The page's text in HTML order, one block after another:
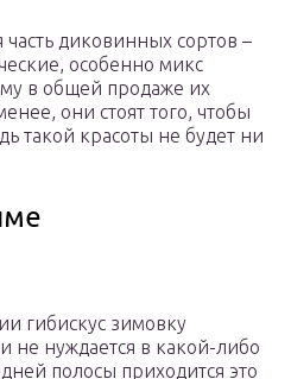
часть диковинных сортов –
особенно микс
в общей продаже их
они стоят того, чтобы
такой красоты не будет ни
гибискус зимовку
не нуждается в какой-либо
полосы приходится это